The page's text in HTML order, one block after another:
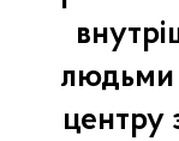
людьми
центру